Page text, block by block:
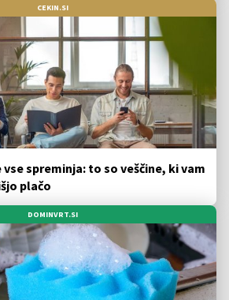
CEKIN.SI
spreminja: to so veščine, ki vam
plačo
DOMINVRT.SI